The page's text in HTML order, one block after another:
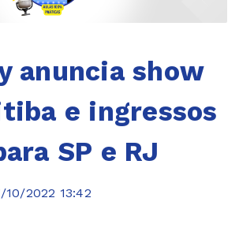
anuncia show
e ingressos
SP e RJ
2022 13:42